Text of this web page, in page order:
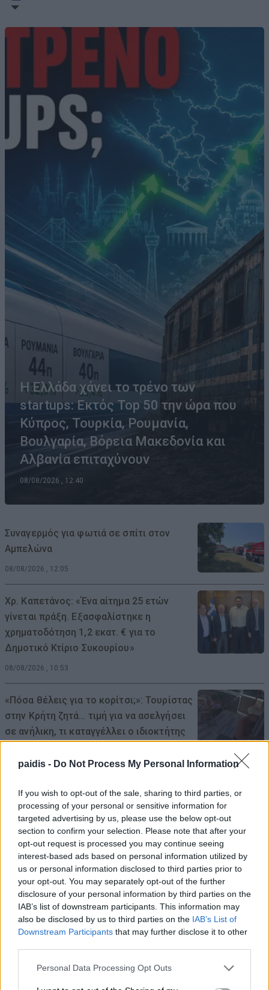
paidis - Do Not Process My Personal Information
If you wish to opt-out of the sale, sharing to third parties, or
processing of your personal or sensitive information for
targeted advertising by us, please use the below opt-out
section to confirm your selection. Please note that after your
opt-out request is processed you may continue seeing
interest-based ads based on personal information utilized by
us or personal information disclosed to third parties prior to
your opt-out. You may separately opt-out of the further
disclosure of your personal information by third parties on the
IAB’s list of downstream participants. This information may
also be disclosed by us to third parties on the IAB’s List of
Downstream Participants that may further disclose it to other
Personal Data Processing Opt Outs
Η Ελλάδα χάνει το τρένο των
startups: Εκτός Top 50 την ώρα που
Κύπρος, Τουρκία, Ρουμανία,
Βουλγαρία, Βόρεια Μακεδονία και
Αλβανία επιταχύνουν
08/08/2026 , 12:40
Συναγερμός για φωτιά σε σπίτι στον
Αμπελώνα
08/08/2026 , 12:05
Χρ. Καπετάνος: «Ένα αίτημα 25 ετών
γίνεται πράξη. Εξασφαλίστηκε η
χρηματοδότηση 1,2 εκατ. € για το
Δημοτικό Κτίριο Συκουρίου»
08/08/2026 , 10:53
«Πόσα θέλεις για το κορίτσι;»: Τουρίστας
στην Κρήτη ζητά… τιμή για να ασελγήσει
σε ανήλικη, τι καταγγέλλει ο ιδιοκτήτης
08/08/2026 , 10:39
ΣΥΦΩΕΛ: Χάθηκαν 153,74 εκατ. € για τις
μπαταρίες – Μεγάλη απώλεια για τις
μικρές επιχειρήσεις
08/08/2026 , 10:38
Κρούσμα λοίμωξης από τον ιό του Δυτ.
Νείλου στους Γόννους – Θα γίνει
ψεκασμός το βράδυ της Δευτέρας
08/08/2026 , 10:18
Αυγερινός επανέρχεται κατά Καρυστιανού